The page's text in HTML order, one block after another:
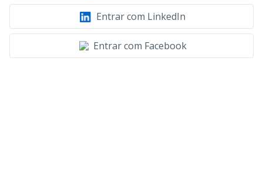
Entrar com LinkedIn
Entrar com Facebook